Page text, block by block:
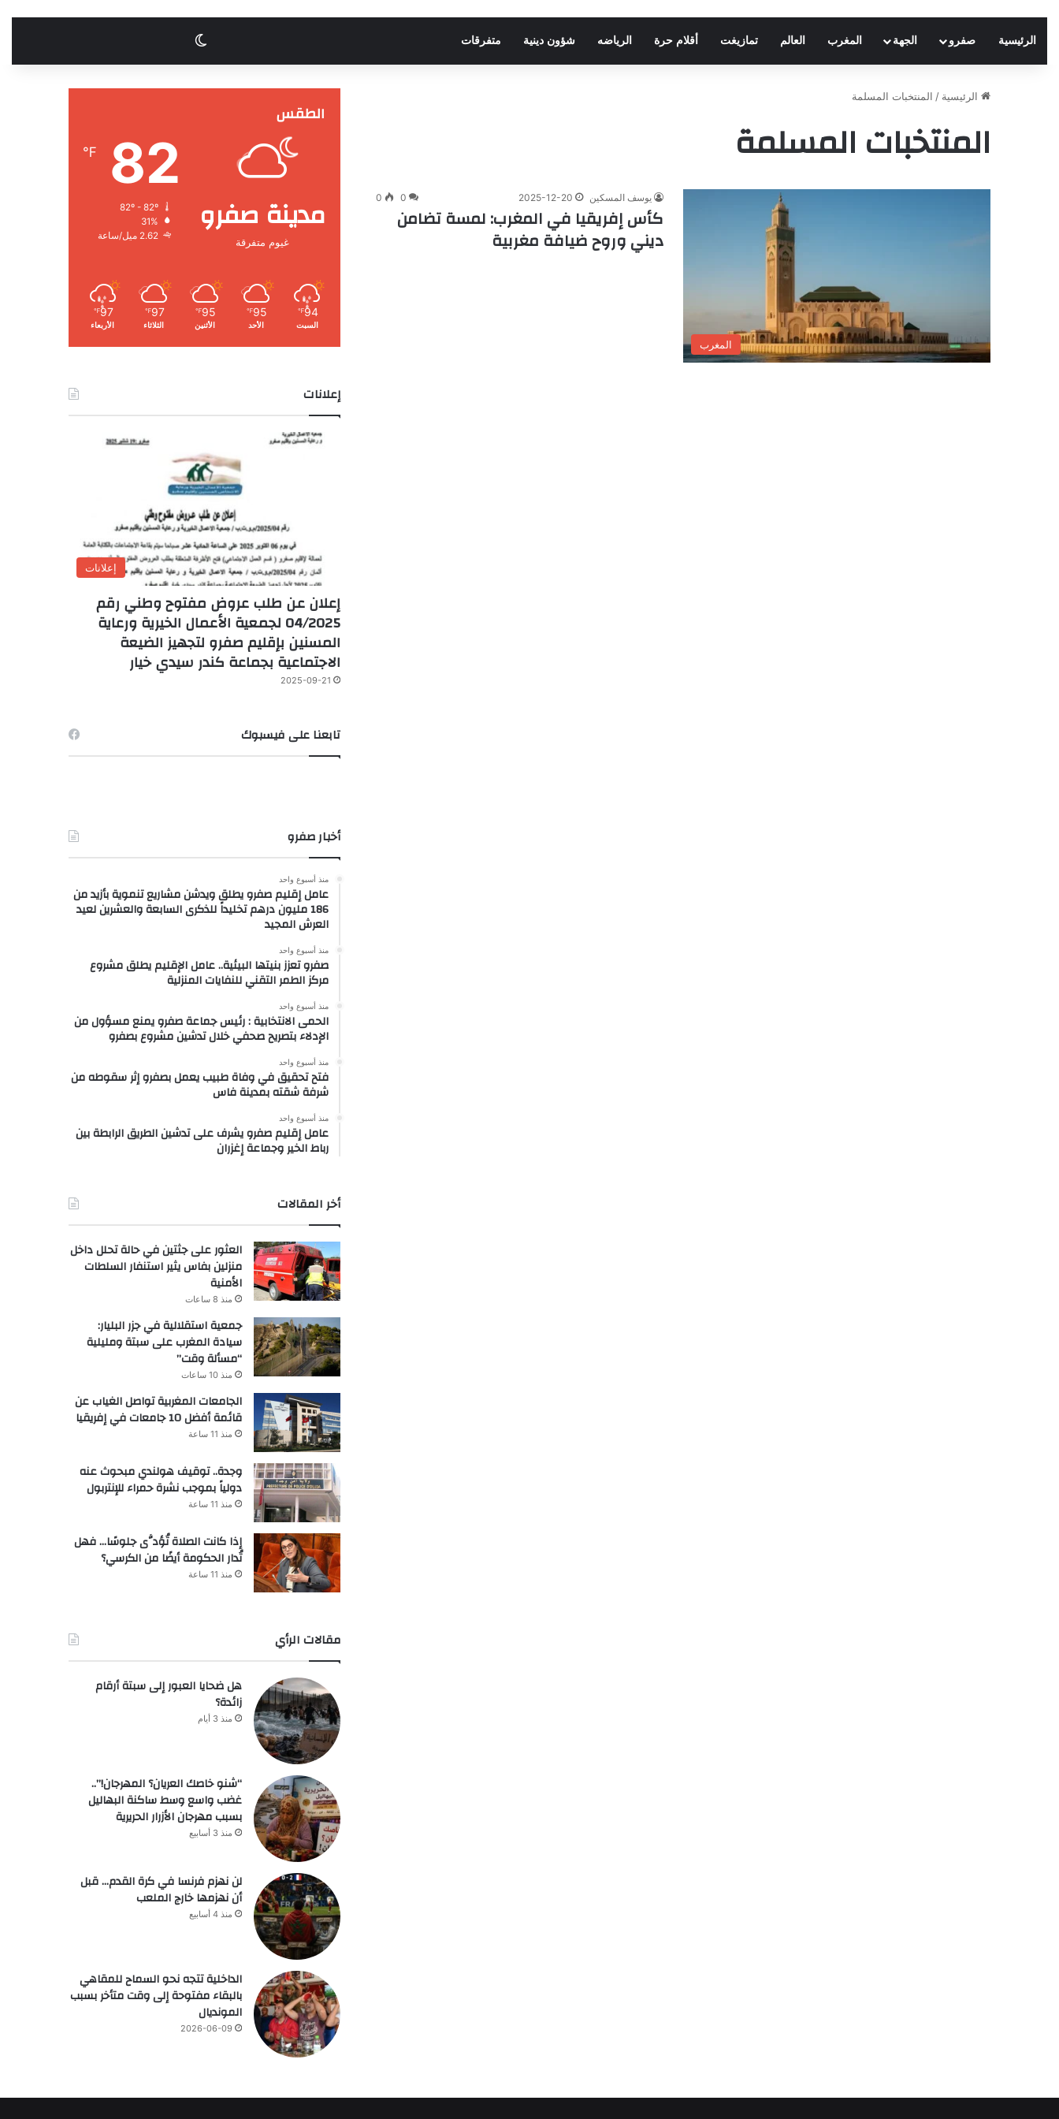
الرئيسية صفرو الجهة المغرب العالم تمازيغت أقلام حرة الرياضه شؤون دينية متفرقات الوضع المظلم
الرئيسية / المنتخبات المسلمة
المنتخبات المسلمة
المغرب
يوسف المسكين 2025-12-20
0
0
كأس إفريقيا في المغرب: لمسة تضامن
ديني وروح ضيافة مغربية
الطقس
مدينة صفرو
غيوم متفرقة
82
℉
31%
2.62 ميل/ساعة
94
℉
السبت
95
℉
الأحد
95
℉
الأثنين
97
℉
الثلاثاء
97
℉
الأربعاء
إعلانات
إعلانات
إعلان عن طلب عروض مفتوح وطني رقم
04/2025 لجمعية الأعمال الخيرية ورعاية
المسنين بإقليم صفرو لتجهيز الضيعة
الاجتماعية بجماعة كندر سيدي خيار
2025-09-21
تابعنا على فيسبوك
أخبار صفرو
منذ أسبوع واحد
عامل إقليم صفرو يطلق ويدشن مشاريع تنموية بأزيد من
186 مليون درهم تخليداً للذكرى السابعة والعشرين لعيد
العرش المجيد
منذ أسبوع واحد
صفرو تعزز بنيتها البيئية.. عامل الإقليم يطلق مشروع
مركز الطمر التقني للنفايات المنزلية
منذ أسبوع واحد
الحمى الانتخابية : رئيس جماعة صفرو يمنع مسؤول من
الإدلاء بتصريح صحفي خلال تدشين مشروع بصفرو
منذ أسبوع واحد
فتح تحقيق في وفاة طبيب يعمل بصفرو إثر سقوطه من
شرفة شقته بمدينة فاس
منذ أسبوع واحد
عامل إقليم صفرو يشرف على تدشين الطريق الرابطة بين
رباط الخير وجماعة إغزران
أخر المقالات
العثور على جثتين في حالة تحلل داخل
منزلين بفاس يثير استنفار السلطات
الأمنية
منذ 8 ساعات
جمعية استقلالية في جزر البليار:
سيادة المغرب على سبتة ومليلية
“مسألة وقت”
منذ 10 ساعات
الجامعات المغربية تواصل الغياب عن
قائمة أفضل 10 جامعات في إفريقيا
منذ 11 ساعة
وجدة.. توقيف هولندي مبحوث عنه
دولياً بموجب نشرة حمراء للإنتربول
منذ 11 ساعة
إذا كانت الصلاة تُؤدَّى جلوسًا… فهل
تُدار الحكومة أيضًا من الكرسي؟
منذ 11 ساعة
مقالات الرأي
هل ضحايا العبور إلى سبتة أرقام
زائدة؟
منذ 3 أيام
“شنو خاصك العريان؟ المهرجان!”..
غضب واسع وسط ساكنة البهاليل
بسبب مهرجان الأزرار الحريرية
منذ 3 أسابيع
لن نهزم فرنسا في كرة القدم… قبل
أن نهزمها خارج الملعب
منذ 4 أسابيع
الداخلية تتجه نحو السماح للمقاهي
بالبقاء مفتوحة إلى وقت متأخر بسبب
المونديال
2026-06-09